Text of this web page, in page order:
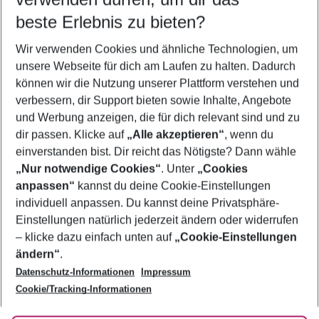
5-8 Nächte
2 Erwachsene Keine Kinder
Mehr Filter anzeigen
Footer
Footer navigation
Über uns
AGB
Bestpreisgarantie
Cookie-Einstellungen ändern
Cookie-Richtlinie
Agenturbetreuung
Barrierefreies Reisen
Folge uns
beste Erlebnis zu bieten?
Wir verwenden Cookies und ähnliche Technologien, um
unsere Webseite für dich am Laufen zu halten. Dadurch
können wir die Nutzung unserer Plattform verstehen und
verbessern, dir Support bieten sowie Inhalte, Angebote
und Werbung anzeigen, die für dich relevant sind und zu
dir passen. Klicke auf „Alle akzeptieren“, wenn du
einverstanden bist. Dir reicht das Nötigste? Dann wähle
„Nur notwendige Cookies“. Unter „Cookies
anpassen“ kannst du deine Cookie-Einstellungen
individuell anpassen. Du kannst deine Privatsphäre-
Einstellungen natürlich jederzeit ändern oder widerrufen
– klicke dazu einfach unten auf „Cookie-Einstellungen
ändern“.
Datenschutz-Informationen
Impressum
Cookie/Tracking-Informationen